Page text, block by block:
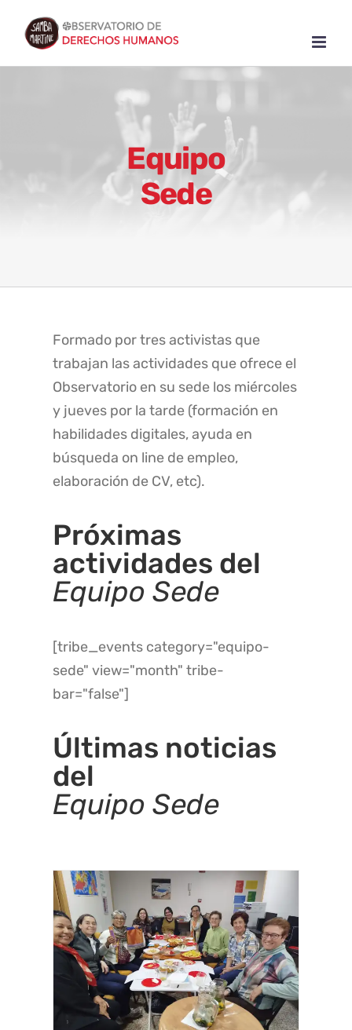
Equipo
Sede
Formado por tres activistas que
trabajan las actividades que ofrece el
Observatorio en su sede los miércoles
y jueves por la tarde (formación en
habilidades digitales, ayuda en
búsqueda on line de empleo,
elaboración de CV, etc).
Próximas
actividades del
Equipo Sede
[tribe_events category="equipo-
sede" view="month" tribe-
bar="false"]
Últimas noticias
del
Equipo Sede